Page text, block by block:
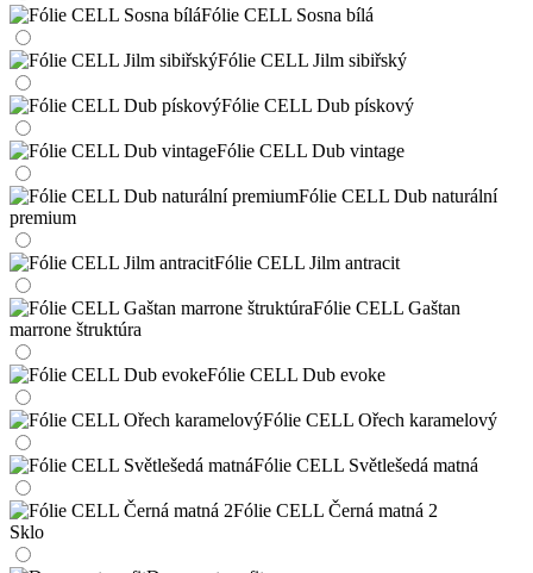
Fólie CELL Sosna bílá
Fólie CELL Jilm sibiřský
Fólie CELL Dub pískový
Fólie CELL Dub vintage
Fólie CELL Dub naturální
premium
Fólie CELL Jilm antracit
Fólie CELL Gaštan
marrone štruktúra
Fólie CELL Dub evoke
Fólie CELL Ořech karamelový
Fólie CELL Světlešedá matná
Fólie CELL Černá matná 2
Sklo